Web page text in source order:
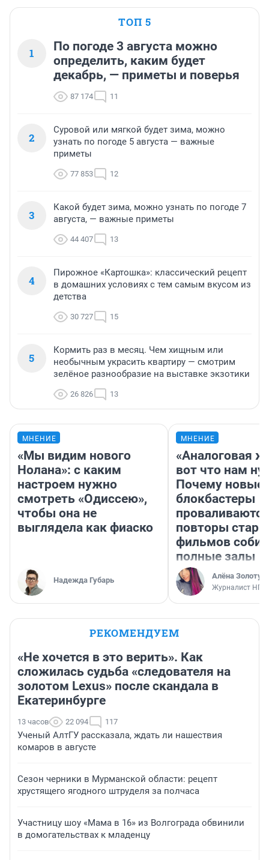
ТОП 5
1
По погоде 3 августа можно
определить, каким будет
декабрь, — приметы и поверья
87 174 11
2
Суровой или мягкой будет зима, можно
узнать по погоде 5 августа — важные
приметы
77 853 12
3
Какой будет зима, можно узнать по погоде 7
августа, — важные приметы
44 407 13
4
Пирожное «Картошка»: классический рецепт
в домашних условиях с тем самым вкусом из
детства
30 727 15
5
Кормить раз в месяц. Чем хищным или
необычным украсить квартиру — смотрим
зелёное разнообразие на выставке экзотики
26 826 13
МНЕНИЕ
«Мы видим нового
Нолана»: с каким
настроем нужно
смотреть «Одиссею»,
чтобы она не
выглядела как фиаско
Надежда Губарь
МНЕНИЕ
«Аналоговая
вот что нам
Почему новые
блокбастеры
повторы
фильмов
полные залы
Алёна
Журналист НГС
РЕКОМЕНДУЕМ
«Не хочется в это верить». Как
сложилась судьба «следователя на
золотом Lexus» после скандала в
Екатеринбурге
13 часов 22 094 117
Ученый АлтГУ рассказала, ждать ли нашествия
комаров в августе
Сезон черники в Мурманской области: рецепт
хрустящего ягодного штруделя за полчаса
Участницу шоу «Мама в 16» из Волгограда обвинили
в домогательствах к младенцу